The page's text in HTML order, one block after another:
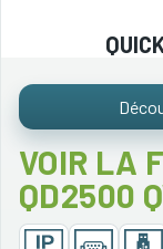
VOIR LA
QD2500